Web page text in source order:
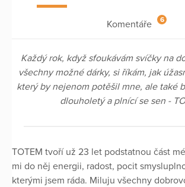
Komentáře 6
Každý rok, když sfoukávám svíčky na
všechny možné dárky, si říkám, jak
který by nejenom potěšil mne, ale také
dlouholetý a plnící se sen -
TOTEM tvoří už 23 let podstatnou část
mi do něj energii, radost, pocit
kterými jsem ráda. Miluju všechny